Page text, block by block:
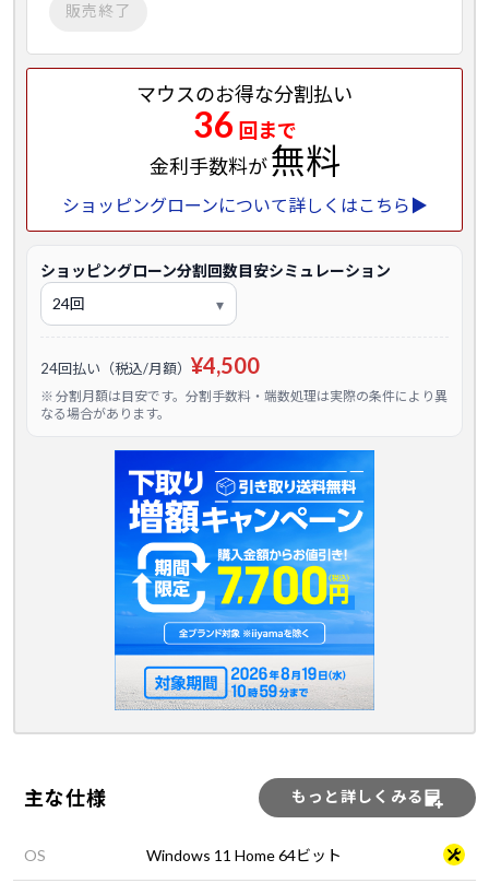
販売終了
マウスのお得な分割払い
36 回まで
金利手数料が無料
ショッピングローンについて詳しくはこちら▶
ショッピングローン分割回数目安シミュレーション
24回払い（税込/月額） ¥4,500
※ 分割月額は目安です。分割手数料・端数処理は実際の条件により異
なる場合があります。
主な仕様 もっと詳しくみる
OS Windows 11 Home 64ビット